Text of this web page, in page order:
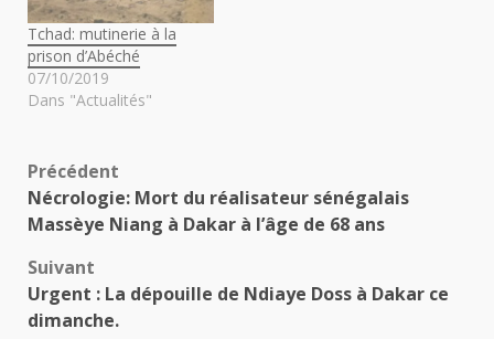
Tchad: mutinerie à la
prison d’Abéché
07/10/2019
Dans "Actualités"
Navigation
d’article
Précédent
Nécrologie: Mort du réalisateur sénégalais
Massèye Niang à Dakar à l’âge de 68 ans
Suivant
Urgent : La dépouille de Ndiaye Doss à Dakar ce
dimanche.